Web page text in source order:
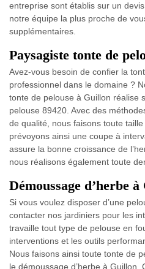
entreprise sont établis sur un
notre équipe la plus proche de
supplémentaires.
Paysagiste tonte de
Avez-vous besoin de confier la
professionnel dans le domaine ?
tonte de pelouse à Guillon réalise
pelouse 89420. Avec des
de qualité, nous faisons toute
prévoyons ainsi une coupe à
assure la bonne croissance de
nous réalisons également toute
Démoussage d’herbe
Si vous voulez disposer d’une
contacter nos jardiniers pour les
travaille tout type de pelouse en
interventions et les outils
Nous faisons ainsi toute tonte de
le démoussage d’herbe à Guillon.